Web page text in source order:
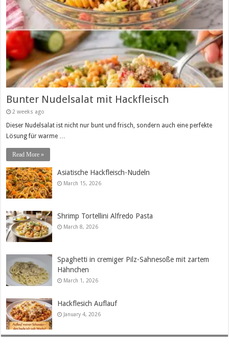
Bunter Nudelsalat mit Hackfleisch
2 weeks ago
Dieser Nudelsalat ist nicht nur bunt und frisch, sondern auch eine perfekte
Lösung für warme …
Read More »
Asiatische Hackfleisch-Nudeln
March 15, 2026
Shrimp Tortellini Alfredo Pasta
March 8, 2026
Spaghetti in cremiger Pilz-Sahnesoße mit zartem
Hähnchen
March 1, 2026
Hackflesich Auflauf
January 4, 2026